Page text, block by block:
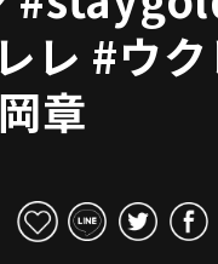
レ #ウク
章